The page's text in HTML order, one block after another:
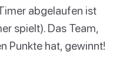
abgelaufen ist
spielt). Das Team,
Punkte hat, gewinnt!